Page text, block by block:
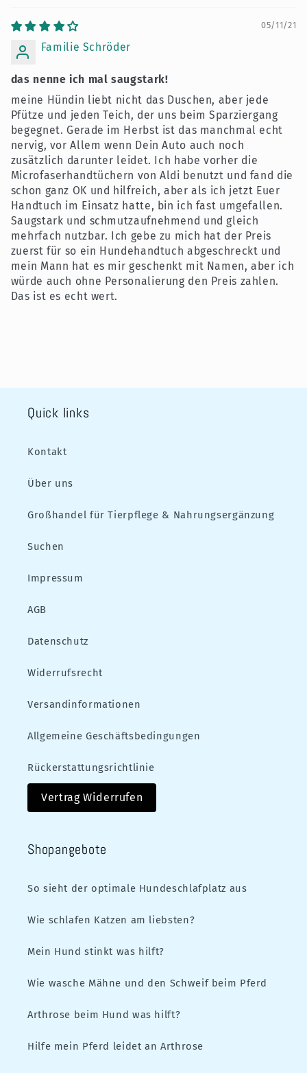
05/11/21
Familie Schröder
das nenne ich mal saugstark!
meine Hündin liebt nicht das Duschen, aber jede
Pfütze und jeden Teich, der uns beim Sparziergang
begegnet. Gerade im Herbst ist das manchmal echt
nervig, vor Allem wenn Dein Auto auch noch
zusätzlich darunter leidet. Ich habe vorher die
Microfaserhandtüchern von Aldi benutzt und fand die
schon ganz OK und hilfreich, aber als ich jetzt Euer
Handtuch im Einsatz hatte, bin ich fast umgefallen.
Saugstark und schmutzaufnehmend und gleich
mehrfach nutzbar. Ich gebe zu mich hat der Preis
zuerst für so ein Hundehandtuch abgeschreckt und
mein Mann hat es mir geschenkt mit Namen, aber ich
würde auch ohne Personalierung den Preis zahlen.
Das ist es echt wert.
Quick links
Kontakt
Über uns
Großhandel für Tierpflege & Nahrungsergänzung
Suchen
Impressum
AGB
Datenschutz
Widerrufsrecht
Versandinformationen
Allgemeine Geschäftsbedingungen
Rückerstattungsrichtlinie
Vertrag Widerrufen
Shopangebote
So sieht der optimale Hundeschlafplatz aus
Wie schlafen Katzen am liebsten?
Mein Hund stinkt was hilft?
Wie wasche Mähne und den Schweif beim Pferd
Arthrose beim Hund was hilft?
Hilfe mein Pferd leidet an Arthrose